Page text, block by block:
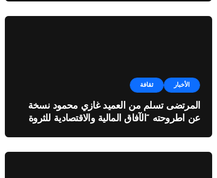
الأخبار ثقافة
المرتضى تسلم من العميد غازي محمود نسخة
عن اطروحته “الآفاق المالية والاقتصادية للثروة